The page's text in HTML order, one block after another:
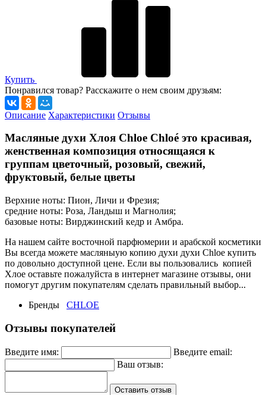
Купить
Понравился товар? Расскажите о нем своим друзьям:
Описание Характеристики Отзывы
Масляные духи Хлоя Chloe Chloé это красивая,
женственная композиция относящаяся к
группам цветочный, розовый, свежий,
фруктовый, белые цветы
Верхние ноты: Пион, Личи и Фрезия;
средние ноты: Роза, Ландыш и Магнолия;
базовые ноты: Вирджинский кедр и Амбра.
На нашем сайте восточной парфюмерии и арабской косметики
Вы всегда можете масляныую копию духи духи Chloe купить
по довольно доступной цене. Если вы пользовались копией
Хлое оставьте пожалуйста в интернет магазине отзывы, они
помогут другим покупателям сделать правильный выбор...
Бренды
CHLOE
Отзывы покупателей
Введите имя:
Введите email:
Ваш отзыв:
Оставить отзыв